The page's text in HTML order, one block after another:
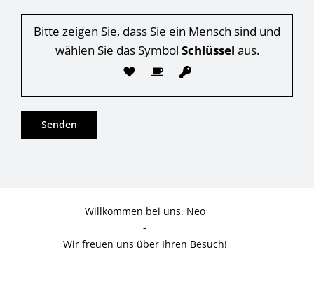
Bitte zeigen Sie, dass Sie ein Mensch sind und
wählen Sie das Symbol Schlüssel aus.
Willkommen bei uns. Neo
-
Wir freuen uns über Ihren Besuch!